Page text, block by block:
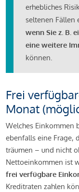
erhebliches
seltenen Fällen
wenn Sie z. B.
eine weitere
können.
Frei
Monat
Welches Einkommen
ebenfalls eine Frage,
träumen – und nicht
Nettoeinkommen ist
frei verfügbare
Kreditraten zahlen